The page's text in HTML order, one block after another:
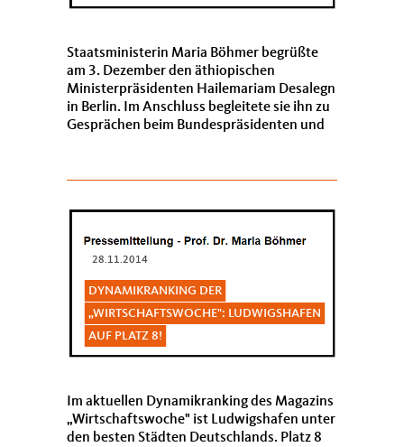
Staatsministerin Maria Böhmer begrüßte
am 3. Dezember den äthiopischen
Ministerpräsidenten Hailemariam Desalegn
in Berlin. Im Anschluss begleitete sie ihn zu
Gesprächen beim Bundespräsidenten und
28.11.2014
DYNAMIKRANKING DER
WIRTSCHAFTSWOCHE": LUDWIGSHAFEN
AUF PLATZ 8!
Im aktuellen Dynamikranking des Magazins
Wirtschaftswoche" ist Ludwigshafen unter
den besten Städten Deutschlands. Platz 8